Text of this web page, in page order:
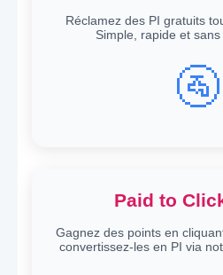
Réclamez des PI gratuits
Simple, rapide et
🚰
Paid to
Gagnez des points en
convertissez-les en PI via